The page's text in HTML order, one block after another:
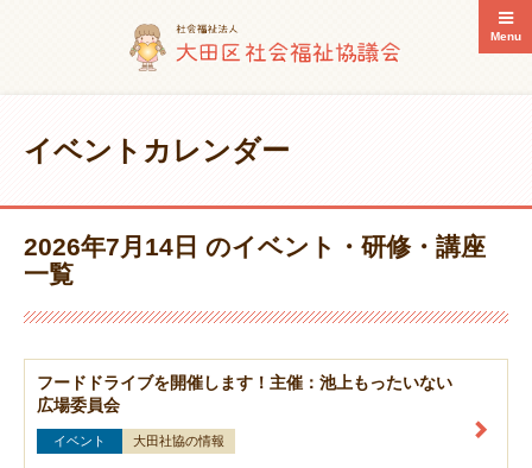
Menu
イベントカレンダー
2026年7月14日 のイベント・研修・講座
一覧
フードドライブを開催します！主催：池上もったいない
広場委員会
イベント 大田社協の情報